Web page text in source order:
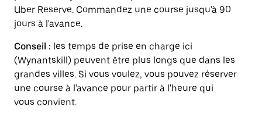
Uber Reserve. Commandez une course jusqu'à 90
jours à l'avance.
Conseil : les temps de prise en charge ici
(Wynantskill) peuvent être plus longs que dans les
grandes villes. Si vous voulez, vous pouvez réserver
une course à l'avance pour partir à l'heure qui
vous convient.